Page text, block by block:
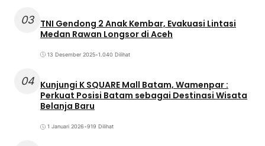
03 TNI Gendong 2 Anak Kembar, Evakuasi Lintasi
Medan Rawan Longsor di Aceh
13 Desember 2025•1.040 Dilihat
04 Kunjungi K SQUARE Mall Batam, Wamenpar :
Perkuat Posisi Batam sebagai Destinasi Wisata
Belanja Baru
1 Januari 2026•919 Dilihat